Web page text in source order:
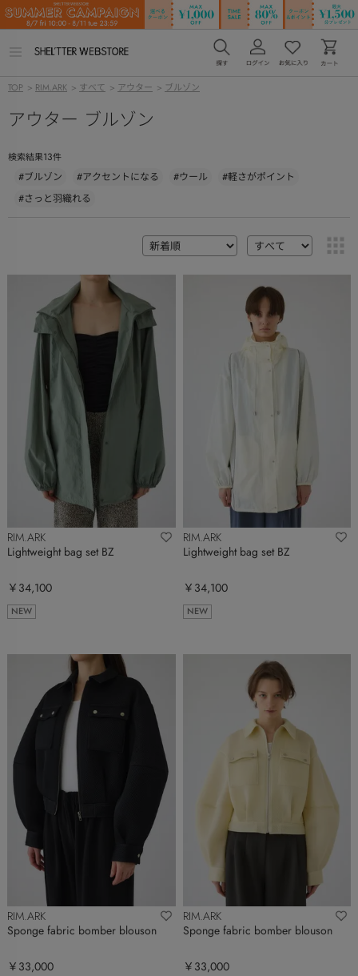
ー
開
く
TOP > RIM.ARK > すべて > アウター > ブルゾン
アウター ブルゾン
検索結果13件
#ブルゾン #アクセントになる #ウール
#軽さがポイント
#さっと羽織れる
RIM.ARK
Lightweight bag set BZ
￥34,100
NEW
RIM.ARK
Lightweight bag set BZ
￥34,100
NEW
RIM.ARK
Sponge fabric bomber blouson
￥33,000
RIM.ARK
Sponge fabric bomber blouson
￥33,000